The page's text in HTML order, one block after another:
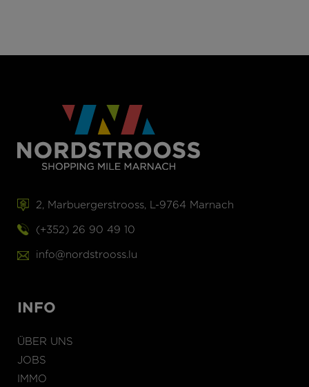
2, Marbuergerstrooss, L-9764 Marnach
(+352) 26 90 49 10
info@nordstrooss.lu
INFO
ÜBER UNS
JOBS
IMMO